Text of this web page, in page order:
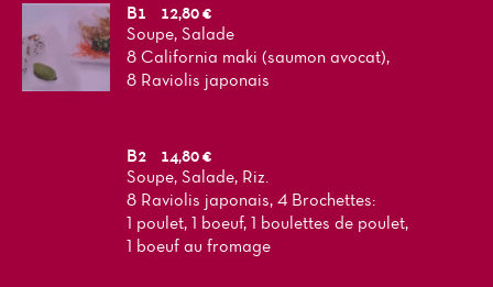
B1
12,80 €
Soupe, Salade
8 California maki (saumon avocat),
8 Raviolis japonais
B2
14,80 €
Soupe, Salade, Riz.
8 Raviolis japonais, 4 Brochettes:
1 poulet, 1 boeuf, 1 boulettes de poulet,
1 boeuf au fromage